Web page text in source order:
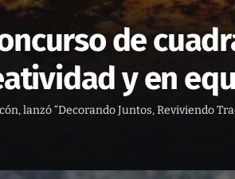
de
y en
lanzó “Decorando Juntos, Reviviendo